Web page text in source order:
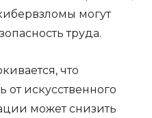
могут
труда.
что
от искусственного
может снизить